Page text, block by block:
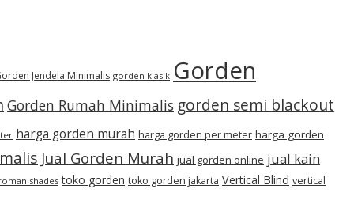
Jendela Minimalis gorden klasik Gorden
Gorden Rumah Minimalis gorden semi blackout
harga gorden murah harga gorden per meter harga gorden
Jual Gorden Murah jual gorden online jual kain
shades toko gorden toko gorden jakarta Vertical Blind vertical